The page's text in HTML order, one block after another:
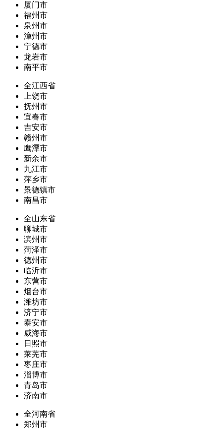
厦门市
福州市
泉州市
漳州市
宁德市
龙岩市
南平市
全江西省
上饶市
抚州市
宜春市
吉安市
赣州市
鹰潭市
新余市
九江市
萍乡市
景德镇市
南昌市
全山东省
聊城市
滨州市
菏泽市
德州市
临沂市
东营市
烟台市
潍坊市
济宁市
泰安市
威海市
日照市
莱芜市
枣庄市
淄博市
青岛市
济南市
全河南省
郑州市